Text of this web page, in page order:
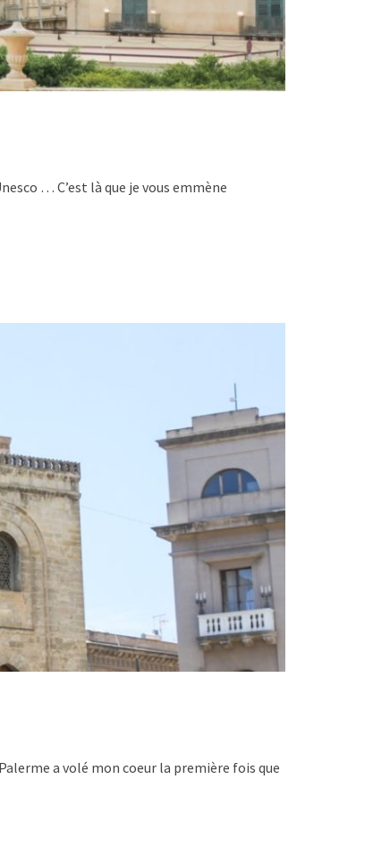
… C’est là que je vous emmène
a volé mon coeur la première fois que